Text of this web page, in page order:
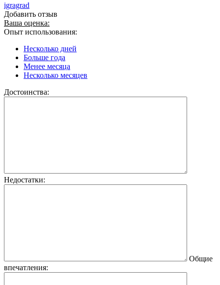
igragrad
Добавить отзыв
Ваша оценка:
Опыт использования:
Несколько дней
Больше года
Менее месяца
Несколько месяцев
Достоинства:
Недостатки:
Общие
впечатления: